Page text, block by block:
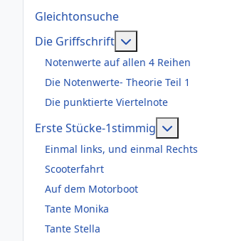
Gleichtonsuche
Die Griffschrift
Notenwerte auf allen 4 Reihen
Die Notenwerte- Theorie Teil 1
Die punktierte Viertelnote
Erste Stücke-1stimmig
Einmal links, und einmal Rechts
Scooterfahrt
Auf dem Motorboot
Tante Monika
Tante Stella